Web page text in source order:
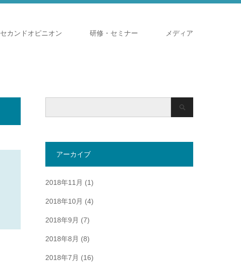
セカンドオピニオン 研修・セミナー メディア
アーカイブ
2018年11月 (1)
2018年10月 (4)
2018年9月 (7)
2018年8月 (8)
2018年7月 (16)